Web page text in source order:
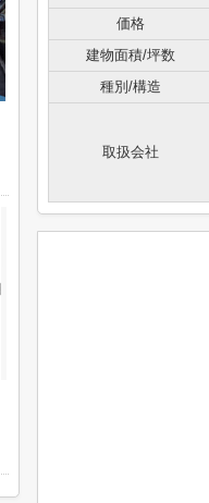
価格
建物面積/坪数
種別/構造
取扱会社